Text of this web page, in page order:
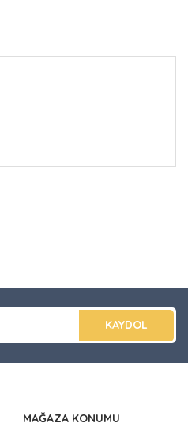
KAYDOL
MAĞAZA KONUMU